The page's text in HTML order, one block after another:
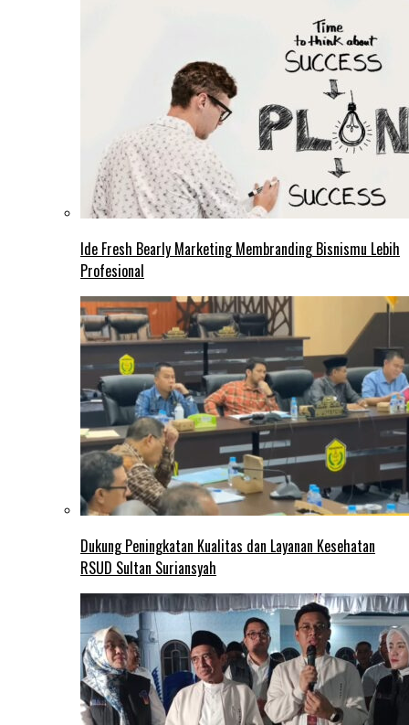
Ide Fresh Bearly Marketing Membranding Bisnismu Lebih
Profesional
Dukung Peningkatan Kualitas dan Layanan Kesehatan
RSUD Sultan Suriansyah